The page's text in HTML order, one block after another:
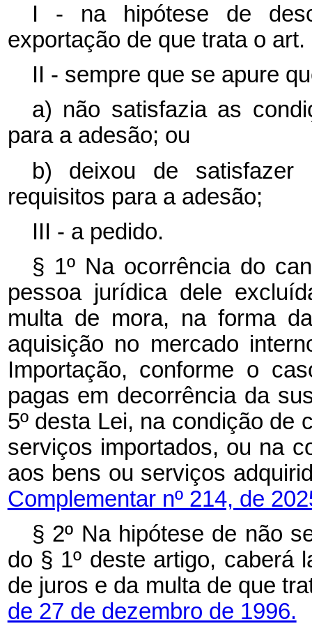
I - na hipótese de
exportação de que trata o art.
II - sempre que se apure
a) não satisfazia as
para a adesão; ou
b) deixou de
requisitos para a adesão;
III - a pedido.
§ 1º Na ocorrência do
pessoa jurídica dele
multa de mora, na forma
aquisição no mercado
Importação, conforme o
pagas em decorrência da
5º desta Lei, na condição de
serviços importados, ou na
aos bens ou serviços
Complementar nº 214, de
§ 2º Na hipótese de não
do § 1º deste artigo, caberá
de juros e da multa de que
de 27 de dezembro de 1996.